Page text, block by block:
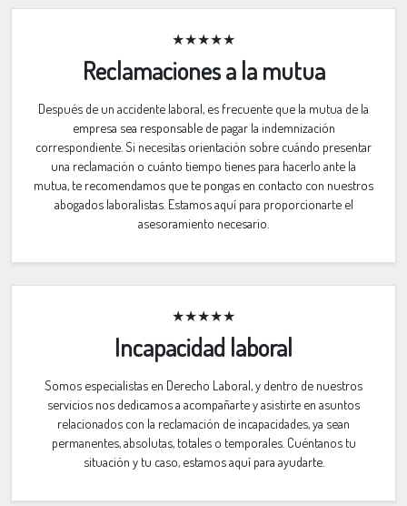
★★★★★
Reclamaciones a la mutua
Después de un accidente laboral, es frecuente que la mutua de la
empresa sea responsable de pagar la indemnización
correspondiente. Si necesitas orientación sobre cuándo presentar
una reclamación o cuánto tiempo tienes para hacerlo ante la
mutua, te recomendamos que te pongas en contacto con nuestros
abogados laboralistas. Estamos aquí para proporcionarte el
asesoramiento necesario.
★★★★★
Incapacidad laboral
Somos especialistas en Derecho Laboral, y dentro de nuestros
servicios nos dedicamos a acompañarte y asistirte en asuntos
relacionados con la reclamación de incapacidades, ya sean
permanentes, absolutas, totales o temporales. Cuéntanos tu
situación y tu caso, estamos aquí para ayudarte.